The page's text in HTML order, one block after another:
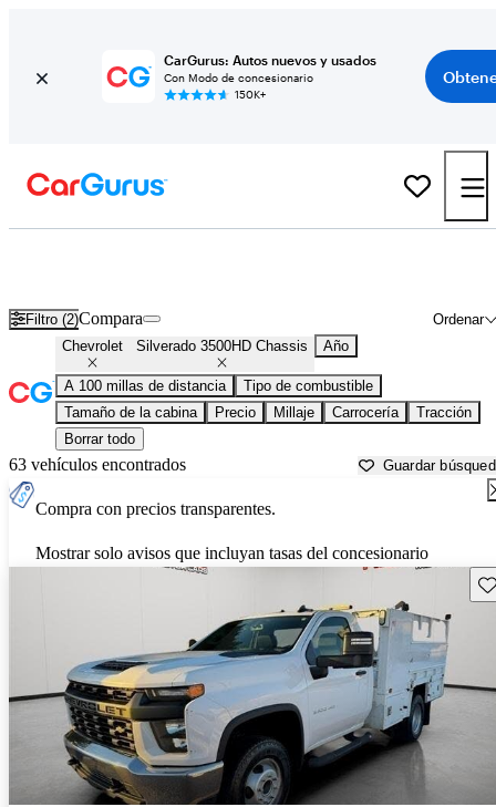
CarGurus: Autos nuevos y usados
Con Modo de concesionario
150K+
Filtro (2) Ordenar
Compara
Chevrolet Silverado 3500HD Chassis Año
A 100 millas de distancia
Tipo de combustible
Tamaño de la cabina
Precio Millaje Carrocería
Tracción
Borrar todo
63 vehículos encontrados Guardar
Compra con precios transparentes.
Mostrar solo avisos que incluyan tasas del concesionario